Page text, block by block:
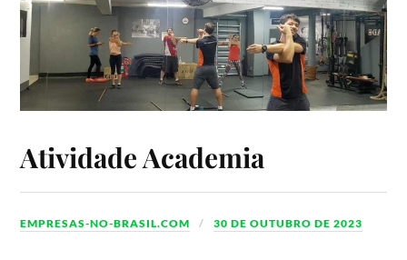
Atividade Academia
EMPRESAS-NO-BRASIL.COM 30 DE OUTUBRO DE 2023